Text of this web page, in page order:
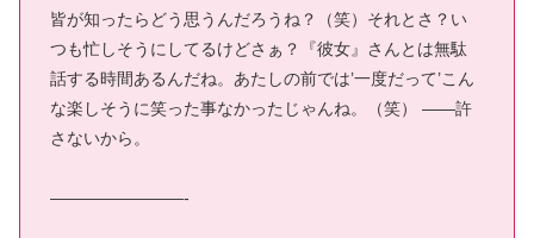
皆が知ったらどう思うんだろうね？（笑）それとさ？い
つも忙しそうにしてるけどさぁ？『彼女』さんとは無駄
話する時間あるんだね。あたしの前では’一度だって’こん
な楽しそうに笑った事なかったじゃんね。（笑） ――許
さないから。
————————-